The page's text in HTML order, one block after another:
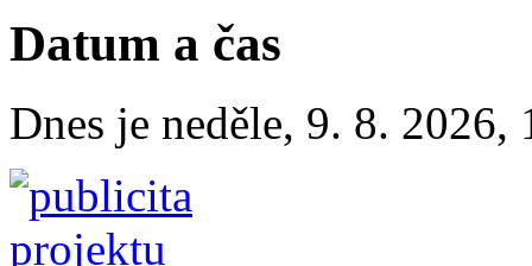
Datum a čas
Dnes je neděle, 9. 8. 2026,